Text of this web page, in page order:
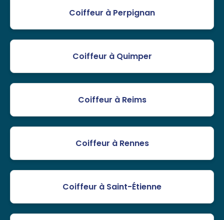
Coiffeur à Perpignan
Coiffeur à Quimper
Coiffeur à Reims
Coiffeur à Rennes
Coiffeur à Saint-Étienne